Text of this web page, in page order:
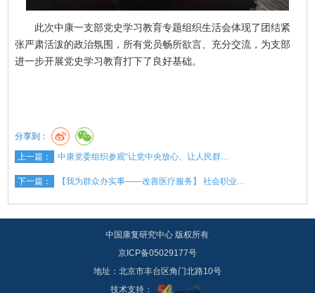
此次中康一支部党史学习教育专题组织生活会体现了团结紧
张严肃活泼的政治氛围，所有党员畅所欲言、充分交流，为支部
进一步开展党史学习教育打下了良好基础。
分享到：
上一篇： 中康党委组织参观“让党中央放心、让人民群…
下一篇： 【我为群众办实事——改善医疗服务】 社会职业…
中国康复研究中心 版权所有
京ICP备05029177号
地址：北京市丰台区角门北路10号
技术支持：